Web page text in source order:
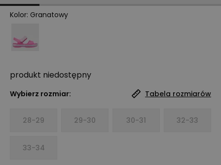
Kolor: Granatowy
produkt niedostępny
Wybierz rozmiar: Tabela rozmiarów
28-29 29-30 30-31 32-33
33-34